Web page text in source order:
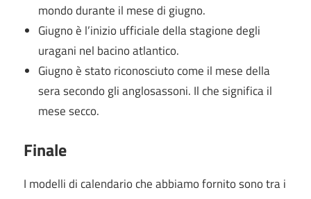
mondo durante il mese di giugno.
Giugno è l’inizio ufficiale della stagione degli
uragani nel bacino atlantico.
Giugno è stato riconosciuto come il mese della
sera secondo gli anglosassoni. Il che significa il
mese secco.
Finale
I modelli di calendario che abbiamo fornito sono tra i